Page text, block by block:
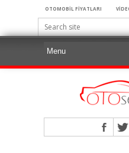
OTOMOBİL FİYATLARI